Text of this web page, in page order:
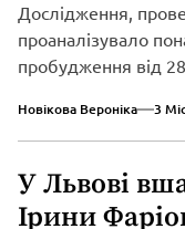
Дослідження,
проаналізувало
пробудження від
Новікова Вероніка 3
У Львові
Ірини